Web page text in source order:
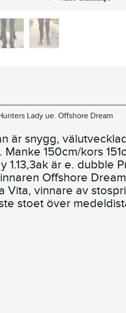
Lady ue. Offshore Dream
är snygg,
150cm/kors
1.13,3ak är e. dubble
Offshore
Vita, vinnare av
stoet över